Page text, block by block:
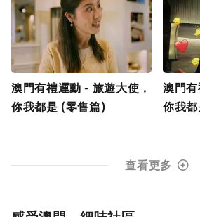
澳門有禮運動 - 旅遊大使，
你我都是 (零售篇)
澳門
你我
查看更多